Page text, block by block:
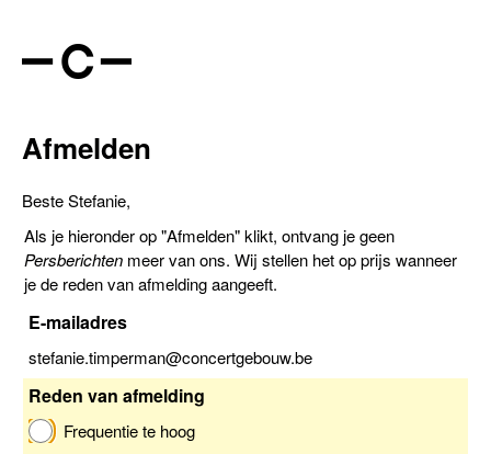
Afmelden
Beste Stefanie,
Als je hieronder op "Afmelden" klikt, ontvang je geen
Persberichten meer van ons. Wij stellen het op prijs wanneer
je de reden van afmelding aangeeft.
E-mailadres
stefanie.timperman@concertgebouw.be
Reden van afmelding
Frequentie te hoog